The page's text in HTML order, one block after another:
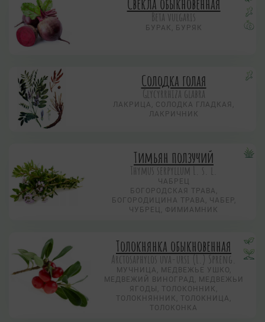
Beta vulgaris
БУРАК, БУРЯК
Солодка голая
Glycyrrhiza glabra
ЛАКРИЦА, СОЛОДКА ГЛАДКАЯ,
ЛАКРИЧНИК
Тимьян ползучий
Thymus serpyllum L. s. l.
ЧАБРЕЦ
БОГОРОДСКАЯ ТРАВА,
БОГОРОДИЦИНА ТРАВА, ЧАБЕР,
ЧУБРЕЦ, ФИМИАМНИК
Толокнянка обыкновенная
Arctosaphylos uva-ursi (L.) Spreng.
МУЧНИЦА, МЕДВЕЖЬЕ УШКО,
МЕДВЕЖИЙ ВИНОГРАД, МЕДВЕЖЬИ
ЯГОДЫ, ТОЛОКОННИК,
ТОЛОКНЯННИК, ТОЛОКНИЦА,
ТОЛОКОНКА